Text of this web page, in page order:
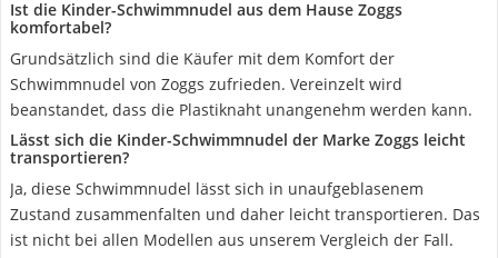
Ist die Kinder-Schwimmnudel aus dem Hause Zoggs
komfortabel?
Grundsätzlich sind die Käufer mit dem Komfort der
Schwimmnudel von Zoggs zufrieden. Vereinzelt wird
beanstandet, dass die Plastiknaht unangenehm werden kann.
Lässt sich die Kinder-Schwimmnudel der Marke Zoggs leicht
transportieren?
Ja, diese Schwimmnudel lässt sich in unaufgeblasenem
Zustand zusammenfalten und daher leicht transportieren. Das
ist nicht bei allen Modellen aus unserem Vergleich der Fall.